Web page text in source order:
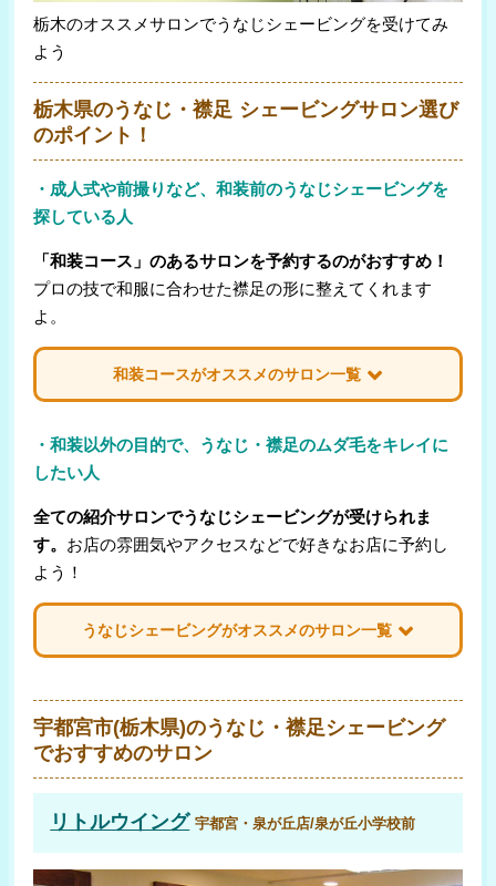
栃木のオススメサロンでうなじシェービングを受けてみ
よう
栃木県のうなじ・襟足 シェービングサロン選び
のポイント！
・成人式や前撮りなど、和装前のうなじシェービングを
探している人
「和装コース」のあるサロンを予約するのがおすすめ！
プロの技で和服に合わせた襟足の形に整えてくれます
よ。
和装コースがオススメのサロン一覧
サロン名
コース価格
美うつくし
(上材木/鹿沼市)
￥7,700
かほか
￥11,000
・和装以外の目的で、うなじ・襟足のムダ毛をキレイに
したい人
全ての紹介サロンでうなじシェービングが受けられま
す。 お店の雰囲気やアクセスなどで好きなお店に予約し
よう！
うなじシェービングがオススメのサロン一覧
AKIYAMA
(宇都宮/宇都宮市)
￥5,460
(宇都宮/宇都宮市)
￥4,500
Eiji
(宇都宮/宇都宮市)
￥3,800
イソガイ
宇都宮市(栃木県)のうなじ・襟足シェービング
でおすすめのサロン
リトルウイング 宇都宮・泉が丘店/泉が丘小学校前